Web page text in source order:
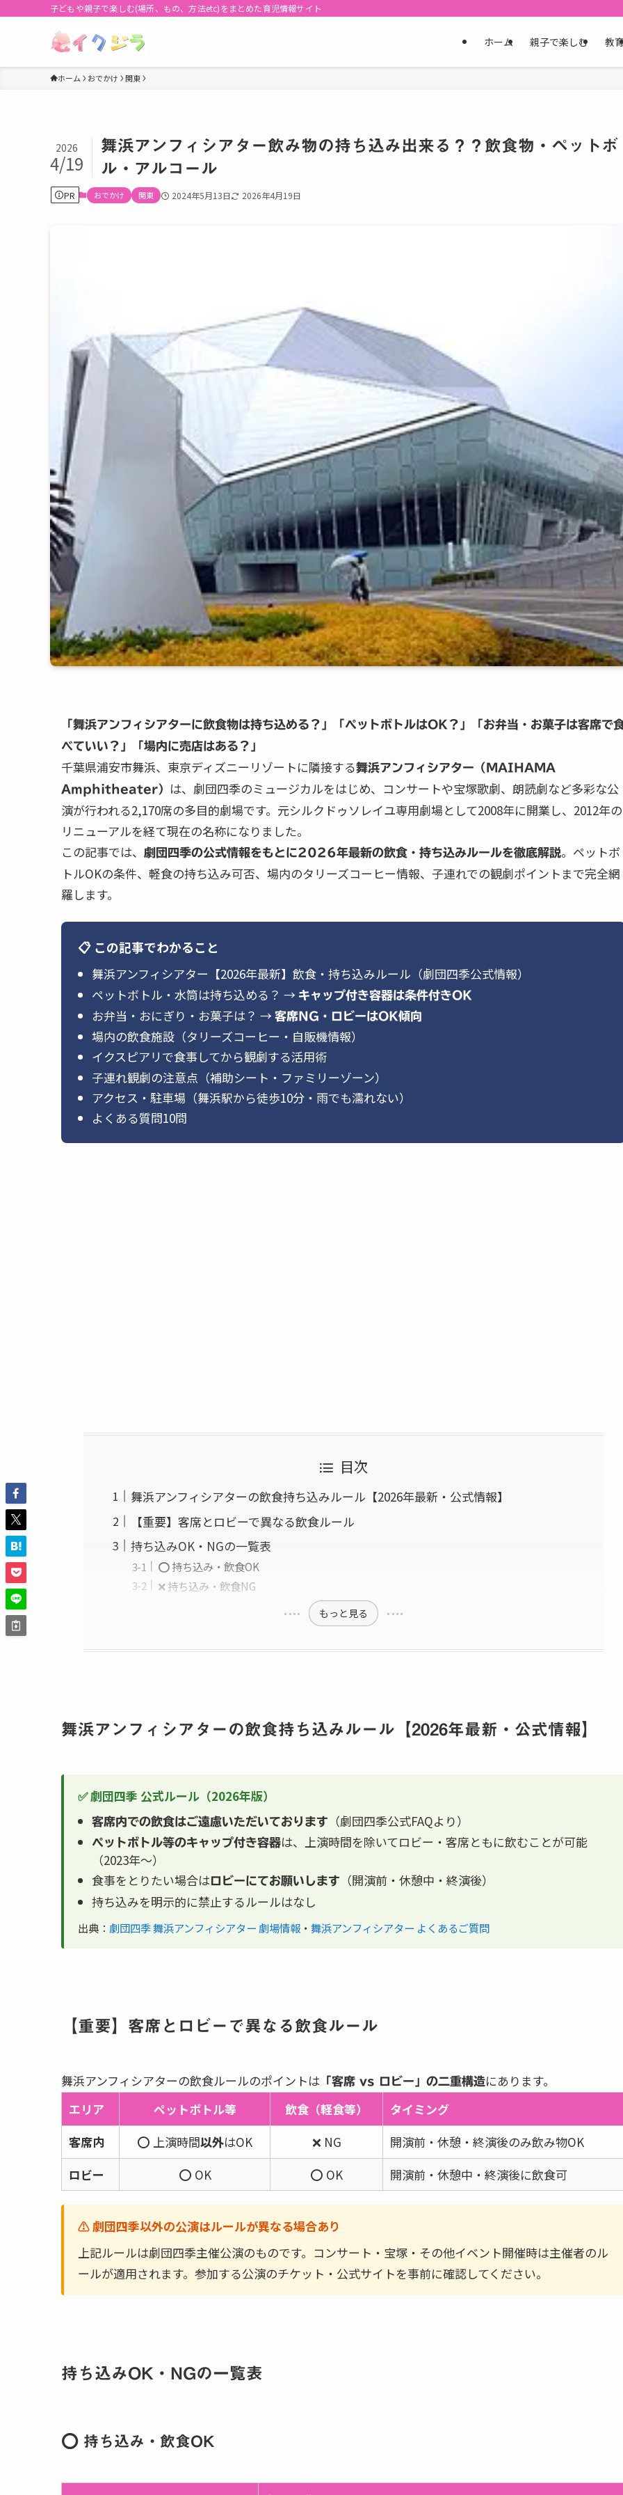
子どもや親子で楽しむ(場所、もの、方法etc)をまとめた育児情報サイト
ホーム 親子で楽しむ 教
ホーム おでかけ 関東
舞浜アンフィシアター飲み物の持ち込み出来る？？飲食物・ペットボ
ル・アルコール
2026
4/19
PR おでかけ 関東 2024年5月13日 2026年4月19日
「舞浜アンフィシアターに飲食物は持ち込める？」「ペットボトルはOK？」「お弁当・お菓子は客席で
べていい？」「場内に売店はある？」
千葉県浦安市舞浜、東京ディズニーリゾートに隣接する舞浜アンフィシアター（MAIHAMA
Amphitheater）
は、劇団四季のミュージカルをはじめ、コンサートや宝塚歌劇、朗読劇など多彩な公
演が行われる2,170席の多目的劇場です。元シルクドゥソレイユ専用劇場として2008年に開業し、2012年の
リニューアルを経て現在の名称になりました。
この記事では、
劇団四季の公式情報をもとに2026年最新の飲食・持ち込みルールを徹底解説。ペットボ
トルOKの条件、軽食の持ち込み可否、場内のタリーズコーヒー情報、子連れでの観劇ポイントまで完全網
羅します。
📋 この記事でわかること
舞浜アンフィシアター【2026年最新】飲食・持ち込みルール（劇団四季公式情報）
ペットボトル・水筒は持ち込める？ → キャップ付き容器は条件付きOK
お弁当・おにぎり・お菓子は？ → 客席NG・ロビーはOK傾向
場内の飲食施設（タリーズコーヒー・自販機情報）
イクスピアリで食事してから観劇する活用術
子連れ観劇の注意点（補助シート・ファミリーゾーン）
アクセス・駐車場（舞浜駅から徒歩10分・雨でも濡れない）
よくある質問10問
目次
舞浜アンフィシアターの飲食持ち込みルール【2026年最新・公式情報】
【重要】客席とロビーで異なる飲食ルール
持ち込みOK・NGの一覧表
⭕ 持ち込み・飲食OK
❌ 持ち込み・飲食NG
もっと見る
舞浜アンフィシアターの飲食持ち込みルール【2026年最新・公式情報】
✅ 劇団四季 公式ルール（2026年版）
客席内での飲食はご遠慮いただいております （劇団四季公式FAQより）
ペットボトル等のキャップ付き容器は、上演時間を除いてロビー・客席ともに飲むことが可能
（2023年〜）
食事をとりたい場合はロビーにてお願いします
（開演前・休憩中・終演後）
持ち込みを明示的に禁止するルールはなし
出典： 劇団四季 舞浜アンフィシアター 劇場情報 ・ 舞浜アンフィシアター よくあるご質問
【重要】客席とロビーで異なる飲食ルール
舞浜アンフィシアターの飲食ルールのポイントは 「客席 vs ロビー」の二重構造にあります。
エリア
ペットボトル等 飲食（軽食等）
タイミング
客席内
⭕ 上演時間以外はOK ❌ NG
開演前・休憩・終演後のみ飲み物OK
ロビー
⭕ OK ⭕ OK 開演前・休憩中・終演後に飲食可
⚠️ 劇団四季以外の公演はルールが異なる場合あり
上記ルールは劇団四季主催公演のものです。コンサート・宝塚・その他イベント開催時は主催者のル
ールが適用されます。参加する公演のチケット・公式サイトを事前に確認してください。
持ち込みOK・NGの一覧表
⭕ 持ち込み・飲食OK